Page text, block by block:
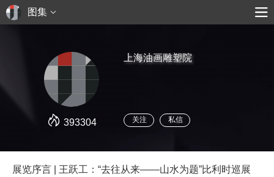
图集
393304
上海油画雕塑院
关注 私信
展览序言 | 王跃工：“去往从来——山水为题”比利时巡展